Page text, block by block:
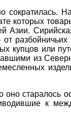
сократилась.
которых
Азии.
разбойничьих
купцов или
из
старалось
к